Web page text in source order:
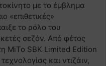
με το έμβλημα
«επιθετικές»
το ρόλο του
σεζόν. Από φέτος
MiTo SBK Limited Edition
και ντιζάιν,